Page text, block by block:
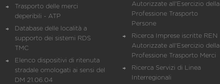
Trasporto delle merci
deperibili - ATP
Database delle località a
supporto dei sistemi RDS
TMC
Elenco dispositivi di ritenuta
stradale omologati ai sensi del
DM 21.06.04
Autorizzate all'Esercizio della
Professione Trasporto
Persone
Ricerca Imprese iscritte REN
Autorizzate all'Esercizio della
Professione Trasporto Merci
Ricerca Servizi di Linea
Interregionali